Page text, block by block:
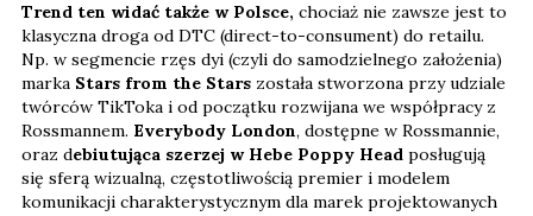
Trend ten widać także w Polsce, chociaż nie zawsze jest to
klasyczna droga od DTC (direct-to-consument) do retailu.
Np. w segmencie rzęs dyi (czyli do samodzielnego założenia)
marka Stars from the Stars została stworzona przy udziale
twórców TikToka i od początku rozwijana we współpracy z
Rossmannem. Everybody London, dostępne w Rossmannie,
oraz debiutująca szerzej w Hebe Poppy Head posługują
się sferą wizualną, częstotliwością premier i modelem
komunikacji charakterystycznym dla marek projektowanych